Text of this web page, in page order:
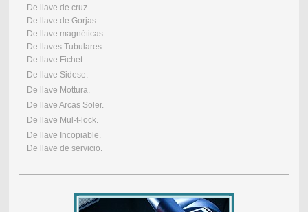
De llave de cruz.
De llave de Gorjas.
De llave magnéticas.
De llaves Tubulares.
De llave Fichet.
De llave Sidese.
De llave Mottura.
De llave Arcas Soler.
De llave Mul-t-lock.
De llave Incopiable.
De llave de servicio.